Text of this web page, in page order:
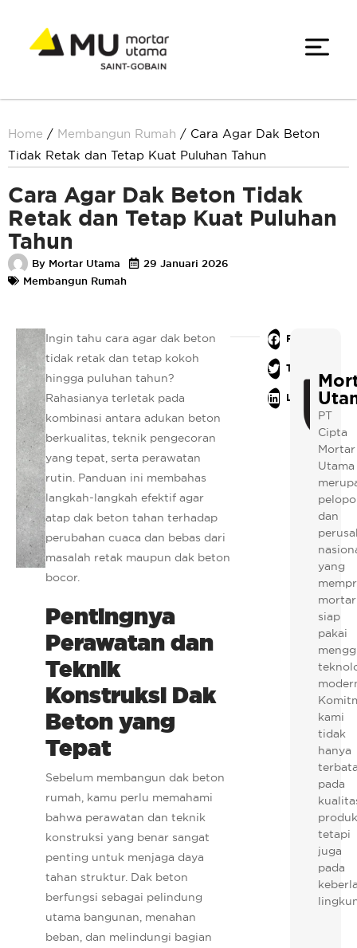
Home / Membangun Rumah / Cara Agar Dak Beton
Tidak Retak dan Tetap Kuat Puluhan Tahun
Cara Agar Dak Beton Tidak
Retak dan Tetap Kuat Puluhan
Tahun
By Mortar Utama
29 Januari 2026
Membangun Rumah
Ingin tahu cara agar dak beton
tidak retak dan tetap kokoh
hingga puluhan tahun?
Rahasianya terletak pada
kombinasi antara adukan beton
berkualitas, teknik pengecoran
yang tepat, serta perawatan
rutin. Panduan ini membahas
langkah-langkah efektif agar
atap dak beton tahan terhadap
perubahan cuaca dan bebas dari
masalah retak maupun dak beton
bocor.
Pentingnya
Perawatan dan
Teknik
Konstruksi Dak
Beton yang
Tepat
Sebelum membangun dak beton
rumah, kamu perlu memahami
bahwa perawatan dan teknik
konstruksi yang benar sangat
penting untuk menjaga daya
tahan struktur. Dak beton
berfungsi sebagai pelindung
utama bangunan, menahan
beban, dan melindungi bagian
Facebook
Twitter
LinkedIn
PT
Cipta
Mortar
Utama
dan
yang
mortar
siap
pakai
kami
tidak
hanya
pada
tetapi
juga
pada